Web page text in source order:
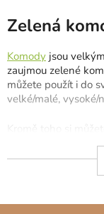
Zelená
Komody jsou
zaujmou zelené
můžete použít i do
velké/malé, vysoké/
, které jsou
miminky. Jsou